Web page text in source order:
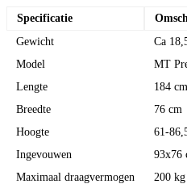
Specificatie
Gewicht
Ca
Model
MT
Lengte
184 cm
Breedte
76 cm
Hoogte
61-
Ingevouwen
93x76
Maximaal draagvermogen
200